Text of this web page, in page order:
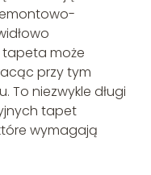
może
przy tym
niezwykle długi
tapet
wymagają